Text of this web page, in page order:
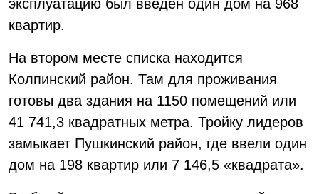
эксплуатацию был введён один дом на 968
квартир.
На втором месте списка находится
Колпинский район. Там для проживания
готовы два здания на 1150 помещений или
41 741,3 квадратных метра. Тройку лидеров
замыкает Пушкинский район, где ввели один
дом на 198 квартир или 7 146,5 «квадрата».